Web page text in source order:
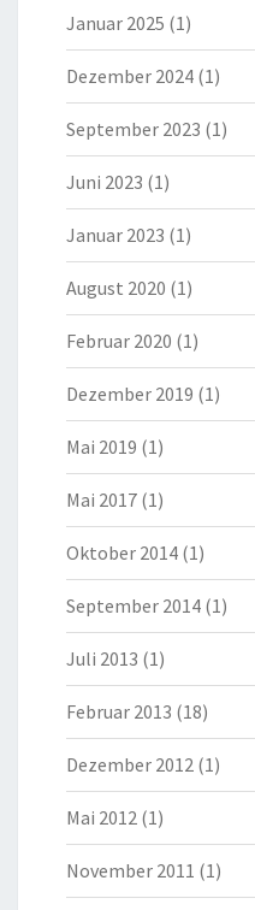
Januar 2025 (1)
Dezember 2024 (1)
September 2023 (1)
Juni 2023 (1)
Januar 2023 (1)
August 2020 (1)
Februar 2020 (1)
Dezember 2019 (1)
Mai 2019 (1)
Mai 2017 (1)
Oktober 2014 (1)
September 2014 (1)
Juli 2013 (1)
Februar 2013 (18)
Dezember 2012 (1)
Mai 2012 (1)
November 2011 (1)